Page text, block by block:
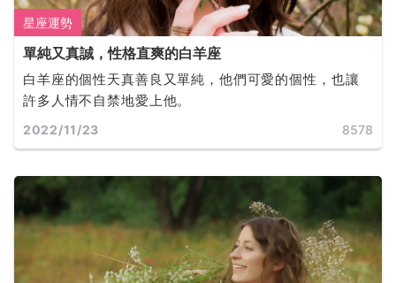
星座運勢
單純又真誠，性格直爽的白羊座
白羊座的個性天真善良又單純，他們可愛的個性，也讓
許多人情不自禁地愛上他。
2022/11/23 8578